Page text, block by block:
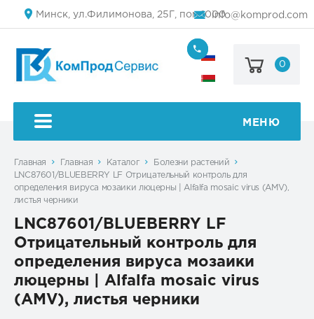
Минск, ул.Филимонова, 25Г, пом.1000info@komprod.com
(499)
444-
50
0
МЕНЮ
Главная Главная Каталог
Болезни растений
LNC87601/BLUEBERRY LF Отрицательный контроль для
определения вируса мозаики люцерны | Alfalfa mosaic virus (AMV),
листья черники
LNC87601/BLUEBERRY LF
Отрицательный контроль для
определения вируса мозаики
люцерны | Alfalfa mosaic virus
(AMV), листья черники